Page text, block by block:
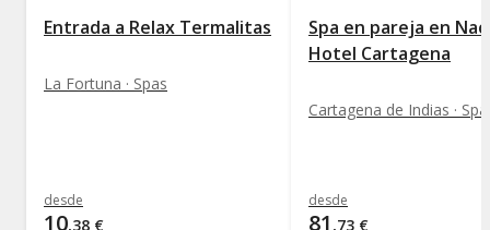
Entrada a Relax Termalitas
La Fortuna · Spas
desde
10,38 €
Spa en pareja en
Hotel Cartagena
Cartagena de Indias ·
desde
81 ,73 €